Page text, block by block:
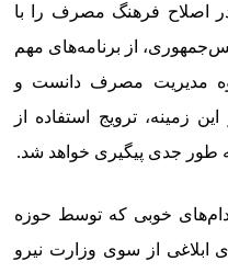
اصلاح فرهنگ مصرف را با
از برنامه‌های مهم
مدیریت مصرف دانست و
زمینه، ترویج استفاده از
طور جدی پیگیری خواهد شد.
خوبی که توسط حوزه
از سوی وزارت نیرو